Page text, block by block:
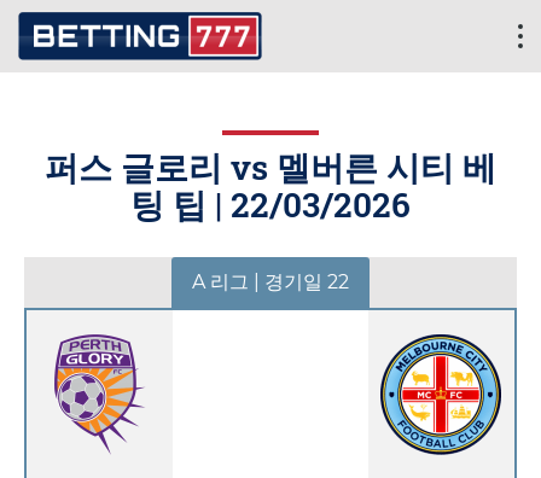
퍼스 글로리 vs 멜버른 시티 베
팅 팁 | 22/03/2026
A 리그 | 경기일 22